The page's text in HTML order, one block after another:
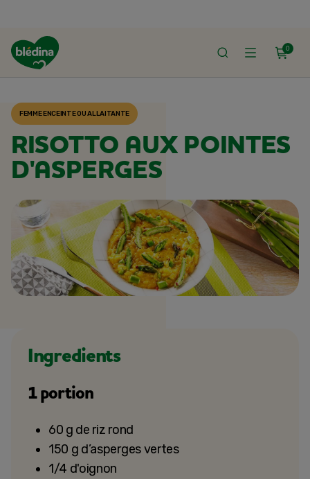
0
ACCUEIL
FEMME ENCEINTE OU ALLAITANTE
RISOTTO AUX POINTES
D'ASPERGES
Ingredients
1 portion
60 g de riz rond
150 g d’asperges vertes
1/4 d'oignon